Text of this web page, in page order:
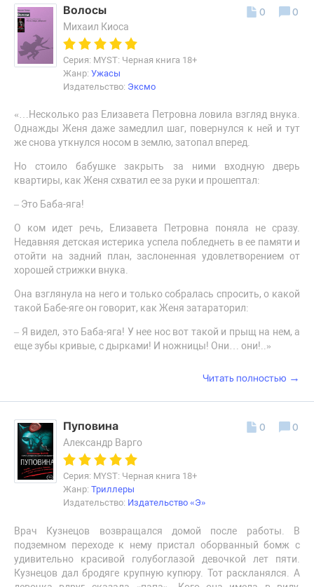
Волосы
Михаил Киоса
Серия: MYST: Черная книга 18+
Жанр: Ужасы
Издательство: Эксмо
«…Несколько раз Елизавета Петровна ловила взгляд внука.
Однажды Женя даже замедлил шаг, повернулся к ней и тут
же снова уткнулся носом в землю, затопал вперед.
Но стоило бабушке закрыть за ними входную дверь
квартиры, как Женя схватил ее за руки и прошептал:
– Это Баба-яга!
О ком идет речь, Елизавета Петровна поняла не сразу.
Недавняя детская истерика успела побледнеть в ее памяти и
отойти на задний план, заслоненная удовлетворением от
хорошей стрижки внука.
Она взглянула на него и только собралась спросить, о какой
такой Бабе-яге он говорит, как Женя затараторил:
– Я видел, это Баба-яга! У нее нос вот такой и прыщ на нем, а
еще зубы кривые, с дырками! И ножницы! Они… они!..»
0 0
Читать полностью →
Пуповина
Александр Варго
Серия: MYST: Черная книга 18+
Жанр: Триллеры
Издательство: Издательство «Э»
Врач Кузнецов возвращался домой после работы. В
подземном переходе к нему пристал оборванный бомж с
удивительно красивой голубоглазой девочкой лет пяти.
Кузнецов дал бродяге крупную купюру. Тот раскланялся. А
0 0